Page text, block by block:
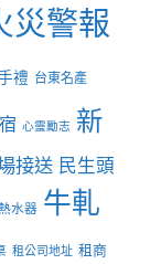
災警報
禮 台東名產
心靈勵志 新
接送 民生頭
水器 牛軋
租公司地址 租商